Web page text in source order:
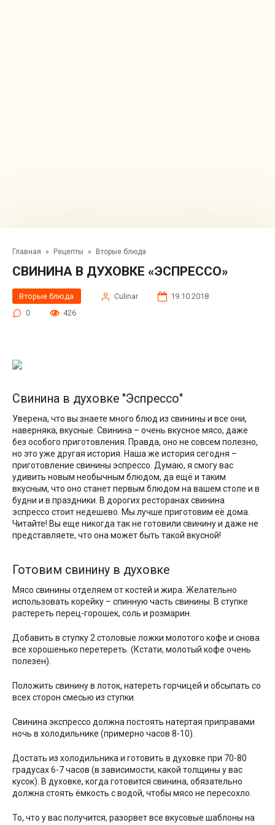
Главная » Рецепты » Вторые блюда
СВИНИНА В ДУХОВКЕ «ЭСПРЕССО»
Вторые блюда Сulinar
19.10.2018
0
426
Свинина в духовке "Эспрессо"
Уверена, что вы знаете много блюд из свинины и все они,
наверняка, вкусные. Свинина – очень вкусное мясо, даже
без особого приготовления. Правда, оно не совсем полезно,
но это уже другая история. Наша же история сегодня –
приготовление свинины эспрессо. Думаю, я смогу вас
удивить новым необычным блюдом, да ещё и таким
вкусным, что оно станет первым блюдом на вашем столе и в
будни и в праздники. В дорогих ресторанах свинина
эспрессо стоит недешево. Мы лучше приготовим её дома.
Читайте! Вы еще никогда так не готовили свинину и даже не
представляете, что она может быть такой вкусной!
Готовим свинину в духовке
Мясо свинины отделяем от костей и жира. Желательно
использовать корейку – спинную часть свинины. В ступке
растереть перец-горошек, соль и розмарин.
Добавить в ступку 2 столовые ложки молотого кофе и снова
все хорошенько перетереть. (Кстати, молотый кофе очень
полезен).
Положить свинину в лоток, натереть горчицей и обсыпать со
всех сторон смесью из ступки.
Свинина экспрессо должна постоять натертая приправами
ночь в холодильнике (примерно часов 8-10).
Достать из холодильника и готовить в духовке при 70-80
градусах 6-7 часов (в зависимости, какой толщины у вас
кусок). В духовке, когда готовится свинина, обязательно
должна стоять ёмкость с водой, чтобы мясо не пересохло.
То, что у вас получится, разорвет все вкусовые шаблоны на